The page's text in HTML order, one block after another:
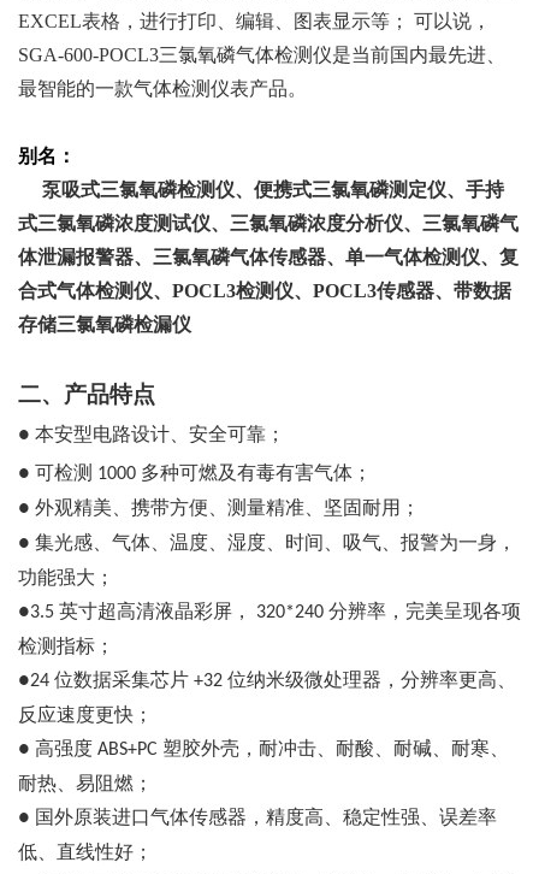
EXCEL表格，进行打印、编辑、图表显示等；
可以说，
SGA-600-POCL3三氯氧磷气体检测仪是当前国内最先进、
最智能的一款气体检测仪表产品。
别名：
泵吸式三氯氧磷检测仪、便携式三氯氧磷测定仪、手持
式三氯氧磷浓度测试仪、三氯氧磷浓度分析仪、三氯氧磷气
体泄漏报警器、三氯氧磷气体传感器、单一气体检测仪、复
合式气体检测仪、POCL3检测仪、POCL3传感器、带数据
存储三氯氧磷检漏仪
二、产品特点
● 本安型电路设计、安全可靠；
● 可检测 1000 多种可燃及有毒有害气体；
● 外观精美、携带方便、测量精准、坚固耐用；
● 集光感、气体、温度、湿度、时间、吸气、报警为一身，
功能强大；
●3.5 英寸超高清液晶彩屏， 320*240 分辨率，完美呈现各项
检测指标；
●24 位数据采集芯片 +32 位纳米级微处理器，分辨率更高、
反应速度更快；
● 高强度 ABS+PC 塑胶外壳，耐冲击、耐酸、耐碱、耐寒、
耐热、易阻燃；
● 国外原装进口气体传感器，精度高、稳定性强、误差率
低、直线性好；